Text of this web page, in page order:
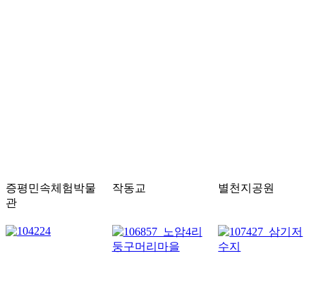
증평민속체험박물
관
작동교 별천지공원